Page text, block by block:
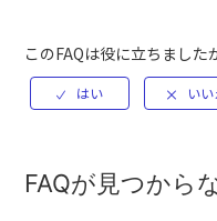
このFAQは役に立ちました
FAQが見つから